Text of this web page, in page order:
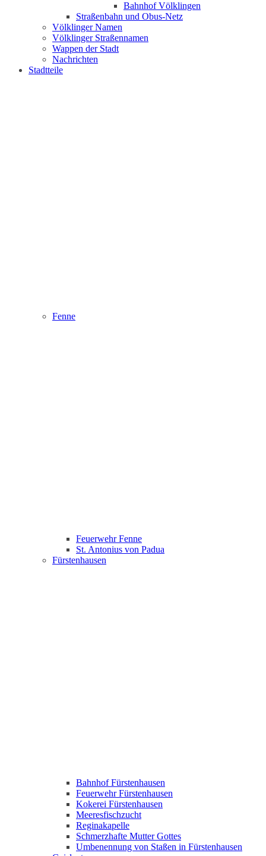
Bahnhof Völklingen
Straßenbahn und Obus-Netz
Völklinger Namen
Völklinger Straßennamen
Wappen der Stadt
Nachrichten
Stadtteile
Fenne
Feuerwehr Fenne
St. Antonius von Padua
Fürstenhausen
Bahnhof Fürstenhausen
Feuerwehr Fürstenhausen
Kokerei Fürstenhausen
Meeresfischzucht
Reginakapelle
Schmerzhafte Mutter Gottes
Umbenennung von Staßen in Fürstenhausen